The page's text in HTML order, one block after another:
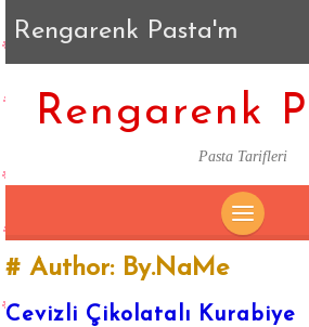
Rengarenk Pasta'm
Rengarenk
Pasta Tarifleri
Author: By.NaMe
Cevizli Çikolatalı Kurabiye